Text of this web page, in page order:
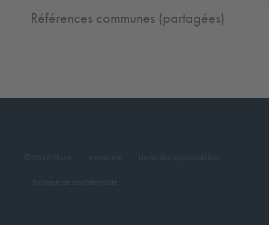
Références communes (partagées)